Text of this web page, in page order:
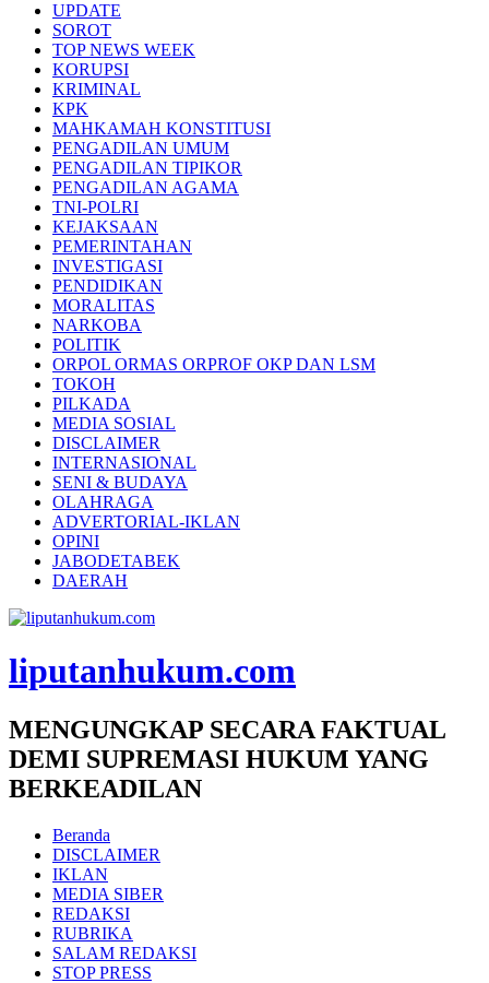
UPDATE
SOROT
TOP NEWS WEEK
KORUPSI
KRIMINAL
KPK
MAHKAMAH KONSTITUSI
PENGADILAN UMUM
PENGADILAN TIPIKOR
PENGADILAN AGAMA
TNI-POLRI
KEJAKSAAN
PEMERINTAHAN
INVESTIGASI
PENDIDIKAN
MORALITAS
NARKOBA
POLITIK
ORPOL ORMAS ORPROF OKP DAN LSM
TOKOH
PILKADA
MEDIA SOSIAL
DISCLAIMER
INTERNASIONAL
SENI & BUDAYA
OLAHRAGA
ADVERTORIAL-IKLAN
OPINI
JABODETABEK
DAERAH
liputanhukum.com
MENGUNGKAP SECARA FAKTUAL
DEMI SUPREMASI HUKUM YANG
BERKEADILAN
Beranda
DISCLAIMER
IKLAN
MEDIA SIBER
REDAKSI
RUBRIKA
SALAM REDAKSI
STOP PRESS